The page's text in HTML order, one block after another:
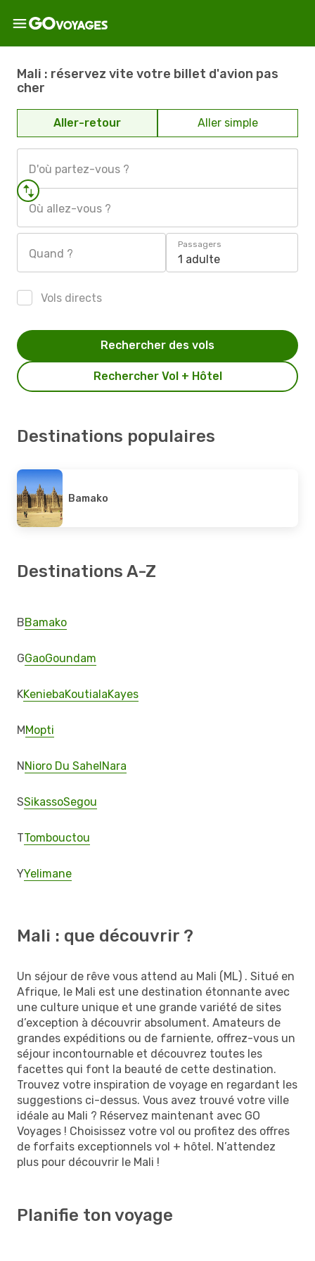
Mali : réservez vite votre billet d'avion pas
cher
Aller-retour Aller simple
D'où partez-vous ?
Où allez-vous ?
Quand ?
Passagers
1 adulte
Vols directs
Rechercher Vol + Hôtel
Rechercher des vols
Destinations populaires
Bamako
Destinations A-Z
BBamako
GGaoGoundam
KKeniebaKoutialaKayes
MMopti
NNioro Du SahelNara
SSikassoSegou
TTombouctou
YYelimane
Mali : que découvrir ?
Un séjour de rêve vous attend au Mali (ML) . Situé en
Afrique, le Mali est une destination étonnante avec
une culture unique et une grande variété de sites
d’exception à découvrir absolument. Amateurs de
grandes expéditions ou de farniente, offrez-vous un
séjour incontournable et découvrez toutes les
facettes qui font la beauté de cette destination.
Trouvez votre inspiration de voyage en regardant les
suggestions ci-dessus. Vous avez trouvé votre ville
idéale au Mali ? Réservez maintenant avec GO
Voyages ! Choisissez votre vol ou profitez des offres
de forfaits exceptionnels vol + hôtel. N’attendez
plus pour découvrir le Mali !
Planifie ton voyage